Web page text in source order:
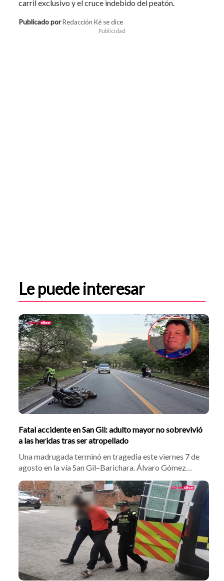
carril exclusivo y el cruce indebido del peatón.
Publicado porRedacción Ké se dice
Publicidad
Le puede interesar
Fatal accidente en San Gil: adulto mayor no sobrevivió
a las heridas tras ser atropellado
Una madrugada terminó en tragedia este viernes 7 de
agosto en la vía San Gil–Barichara. Álvaro Gómez
Remolina, un adulto mayor, murió horas después de
resultar gravemente herido tras ser presuntamente
arrollado por una motocicleta en el sector conocido
como La Recta, poco después de las 5:30 de la mañana.